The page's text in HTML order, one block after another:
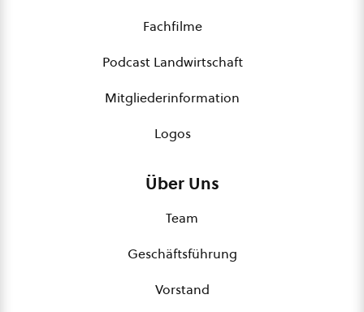
Fachfilme
Podcast Landwirtschaft
Mitgliederinformation
Logos
Über Uns
Team
Geschäftsführung
Vorstand